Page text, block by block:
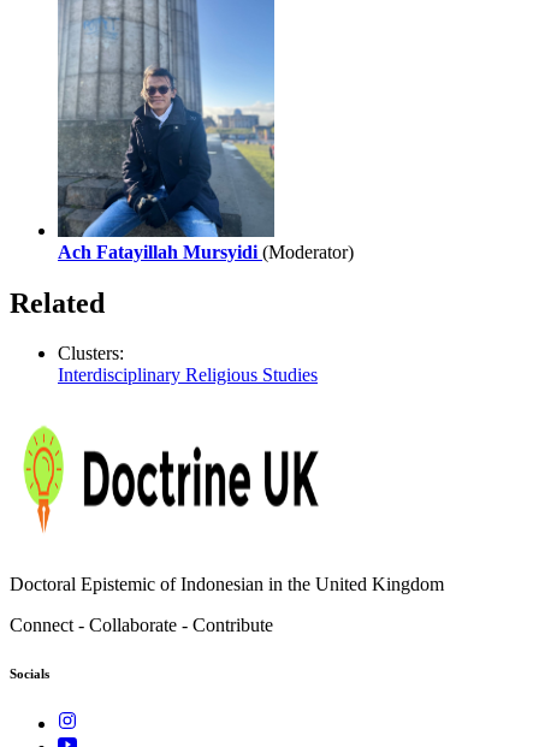
Ach Fatayillah Mursyidi (Moderator)
Related
Clusters:
Interdisciplinary Religious Studies
Doctoral Epistemic of Indonesian in the United Kingdom
Connect - Collaborate - Contribute
Socials